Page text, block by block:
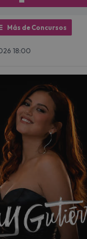
Más de Concursos
18:00